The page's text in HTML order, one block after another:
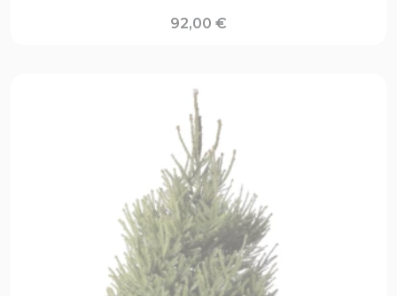
92,00 €